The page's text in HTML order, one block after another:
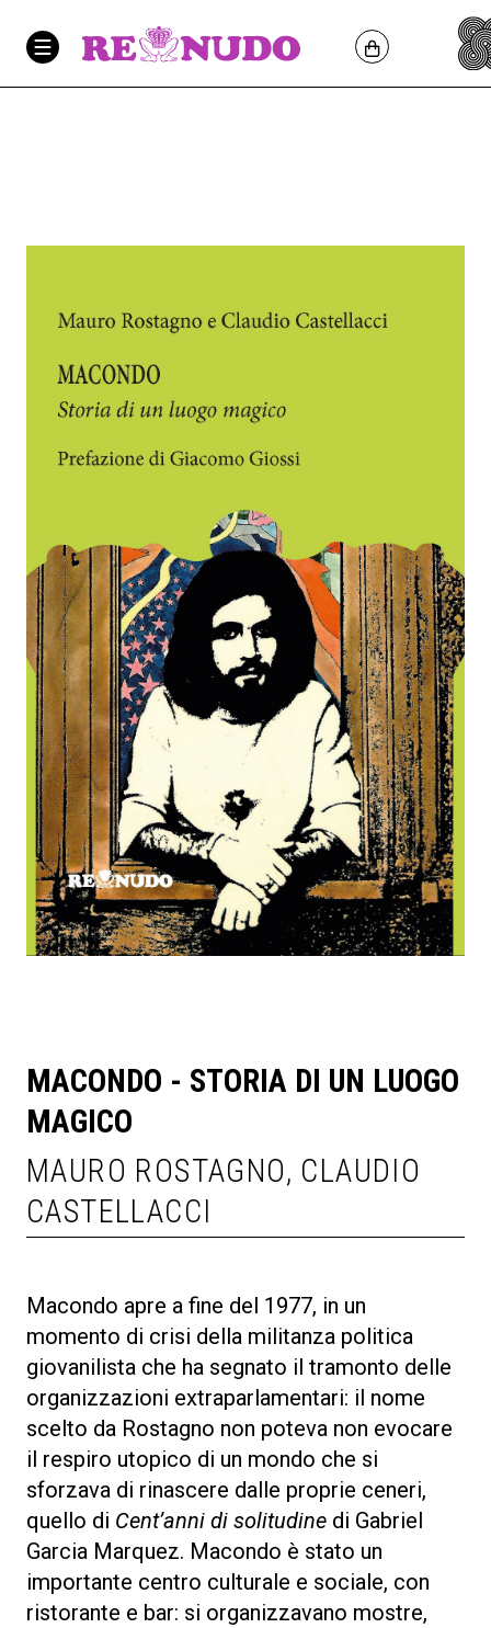
MACONDO - STORIA DI UN LUOGO
MAGICO
MAURO ROSTAGNO, CLAUDIO
CASTELLACCI
Macondo apre a fine del 1977, in un
momento di crisi della militanza politica
giovanilista che ha segnato il tramonto delle
organizzazioni extraparlamentari: il nome
scelto da Rostagno non poteva non evocare
il respiro utopico di un mondo che si
sforzava di rinascere dalle proprie ceneri,
quello di Cent’anni di solitudine di Gabriel
Garcia Marquez. Macondo è stato un
importante centro culturale e sociale, con
ristorante e bar: si organizzavano mostre,